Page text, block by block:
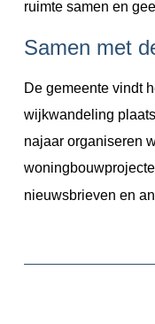
ruimte samen en
Samen met
De gemeente vindt
wijkwandeling
najaar organiseren
nieuwsbrieven en